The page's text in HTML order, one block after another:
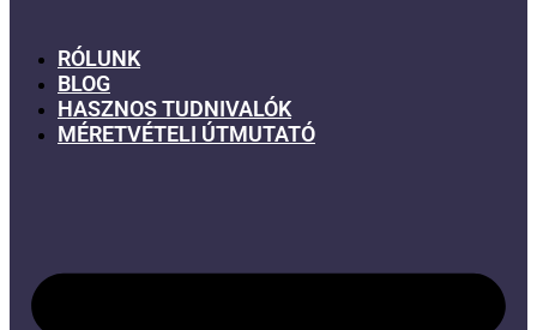
RÓLUNK
BLOG
HASZNOS TUDNIVALÓK
MÉRETVÉTELI ÚTMUTATÓ